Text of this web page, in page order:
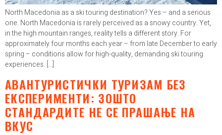
North Macedonia as a ski touring destination? Yes – and a serious
one. North Macedonia is rarely perceived as a snowy country. Yet,
in the high mountain ranges, reality tells a different story. For
approximately four months each year – from late December to early
spring – conditions allow for high-quality, demanding ski touring
experiences. […]
АВАНТУРИСТИЧКИ ТУРИЗАМ БЕЗ
ЕКСПЕРИМЕНТИ: ЗОШТО
СТАНДАРДИТЕ НЕ СЕ ПРАШАЊЕ НА
ВКУС